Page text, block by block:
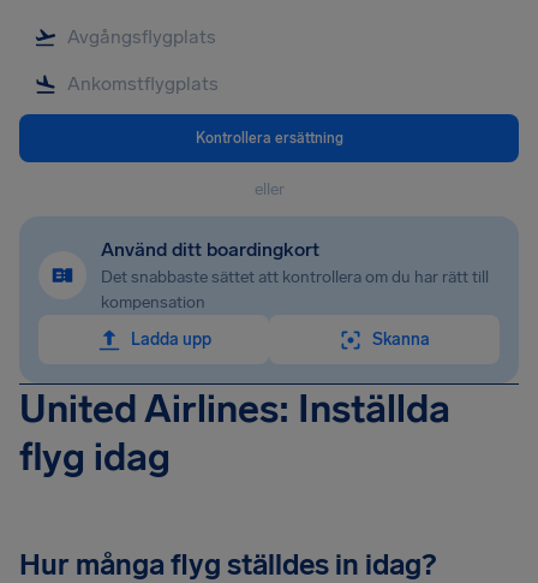
Kontrollera ersättning
eller
Använd ditt boardingkort
Det snabbaste sättet att kontrollera om du har rätt till
kompensation
Ladda upp
Skanna
United Airlines: Inställda
flyg idag
Hur många flyg ställdes in idag?